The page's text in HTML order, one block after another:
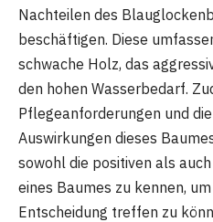
Nachteilen des
beschäftigen. Diese
schwache Holz, das
den hohen Wasserbedarf.
Pflegeanforderungen und
Auswirkungen dieses
sowohl die positiven als
eines Baumes zu kennen,
Entscheidung treffen zu